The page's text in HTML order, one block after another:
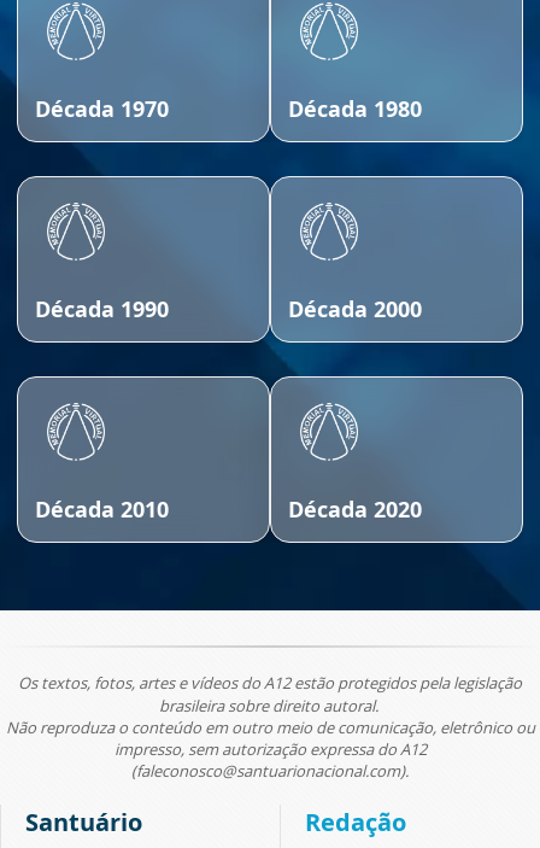
Década 1970 Década 1980
Década 1990 Década 2000
Década 2010 Década 2020
Os textos, fotos, artes e vídeos do A12 estão protegidos pela legislação
brasileira sobre direito autoral.
Não reproduza o conteúdo em outro meio de comunicação, eletrônico ou
impresso, sem autorização expressa do A12
(faleconosco@santuarionacional.com).
Santuário Redação